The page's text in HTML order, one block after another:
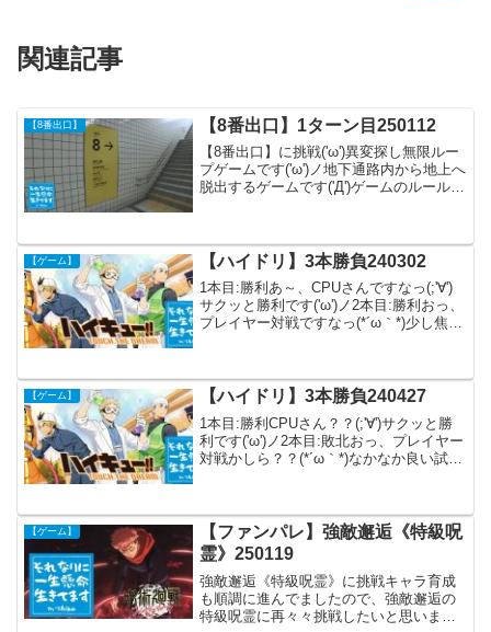
関連記事
【8番出口】 【8番出口】1ターン目250112
【8番出口】に挑戦('ω')異変探し無限ルー
プゲームです('ω')ノ地下通路内から地上へ
脱出するゲームです('Д')ゲームのルールは
【ゲーム】 【ハイドリ】3本勝負240302
1本目:勝利あ～、CPUさんですなっ(;'∀')
サクッと勝利です('ω')ノ2本目:勝利おっ、
プレイヤー対戦ですなっ(*´ω｀*)少し焦っ
目:勝利ん～、...
【ゲーム】 【ハイドリ】3本勝負240427
1本目:勝利CPUさん？？(;'∀')サクッと勝
利です('ω')ノ2本目:敗北おっ、プレイヤー
対戦かしら？？(*´ω｀*)なかなか良い試合
【ゲーム】
【ファンパレ】強敵邂逅《特級呪
霊》250119
強敵邂逅《特級呪霊》に挑戦キャラ育成
も順調に進んでましたので、強敵邂逅の
特級呪霊に再々々挑戦したいと思います(